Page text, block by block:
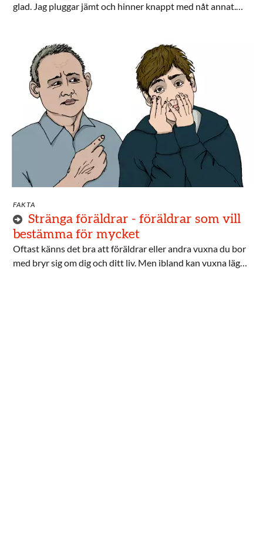
glad. Jag pluggar jämt och hinner knappt med nåt annat.
FAKTA
Stränga föräldrar - föräldrar som vill
bestämma för mycket
Oftast känns det bra att föräldrar eller andra vuxna du bor
med bryr sig om dig och ditt liv. Men ibland kan vuxna lägga